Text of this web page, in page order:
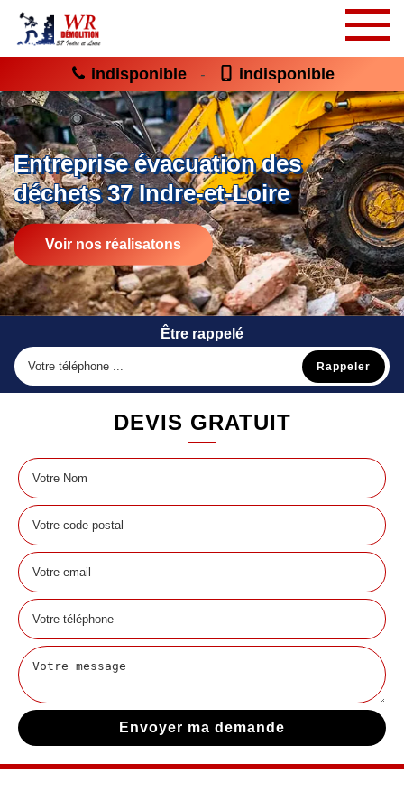
indisponible - indisponible
Entreprise évacuation des
déchets 37 Indre-et-Loire
Voir nos réalisatons
Être rappelé
DEVIS GRATUIT